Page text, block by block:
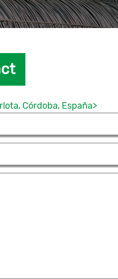
Córdoba, España>